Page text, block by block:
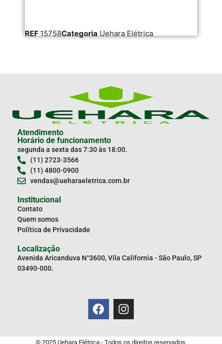
REF 15758Categoria Uehara Elétrica
Atendimento
Horário de funcionamento
segunda a sexta das 7:30 às 18:00.
(11) 2723-3566
(11) 4800-0900
vendas@ueharaeletrica.com.br
Institucional
Contato
Quem somos
Política de Privacidade
Localização
Avenida Aricanduva N°3600, Vila California - São Paulo, SP
03490-000.
© 2025 Uehara Elétrica - Todos os direitos reservados.